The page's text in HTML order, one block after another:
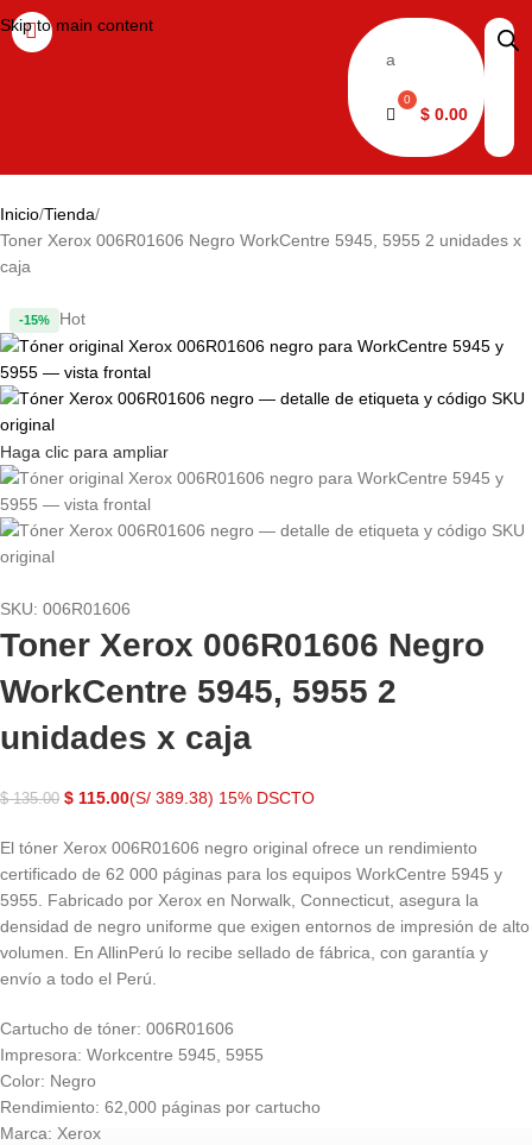
Skip to main content
a
$ 0.00
Inicio Tienda
Toner Xerox 006R01606 Negro WorkCentre 5945, 5955 2 unidades x
caja
-15% Hot
Haga clic para ampliar
SKU: 006R01606
Toner Xerox 006R01606 Negro
WorkCentre 5945, 5955 2
unidades x caja
$135.00 $ 115.00(S/ 389.38) 15% DSCTO
El tóner Xerox 006R01606 negro original ofrece un rendimiento
certificado de 62 000 páginas para los equipos WorkCentre 5945 y
5955. Fabricado por Xerox en Norwalk, Connecticut, asegura la
densidad de negro uniforme que exigen entornos de impresión de alto
volumen. En AllinPerú lo recibe sellado de fábrica, con garantía y
envío a todo el Perú.
Cartucho de tóner: 006R01606
Impresora: Workcentre 5945, 5955
Color: Negro
Rendimiento: 62,000 páginas por cartucho
Marca: Xerox